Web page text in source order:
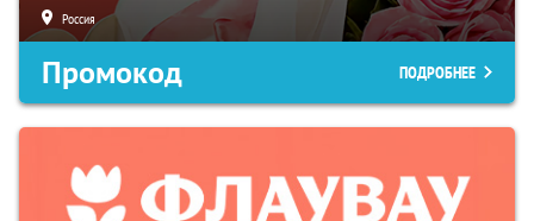
Россия
Промокод ПОДРОБНЕЕ